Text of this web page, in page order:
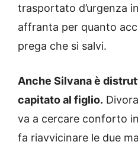
trasportato d’urgenza
affranta per quanto
prega che si salvi.
Anche Silvana è
capitato al figlio.
va a cercare conforto
fa riavvicinare le due